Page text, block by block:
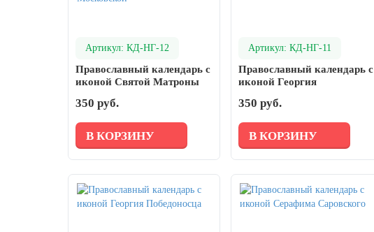
Светлая Пасха
12 апреля, День космонавтики
18 апреля, Дни исторического и
1 мая, праздник Весны и Труда
6 мая, День герба и флага города
Москвы
9 мая, День Победы
Артикул: КД-НГ-12
Православный календарь с
иконой Святой Матроны
350 руб.
В КОРЗИНУ
Артикул: КД-НГ-11
Православный календарь с
иконой Георгия
350 руб.
В КОРЗИНУ